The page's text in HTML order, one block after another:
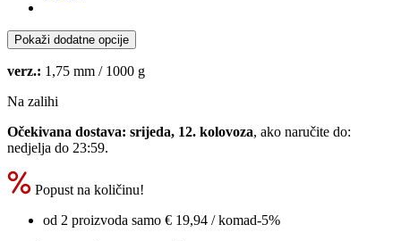
Pokaži dodatne opcije
verz.: 1,75 mm / 1000 g
Na zalihi
Očekivana dostava: srijeda, 12. kolovoza, ako naručite do:
nedjelja do 23:59.
Popust na količinu!
od 2 proizvoda samo € 19,94 / komad-5%